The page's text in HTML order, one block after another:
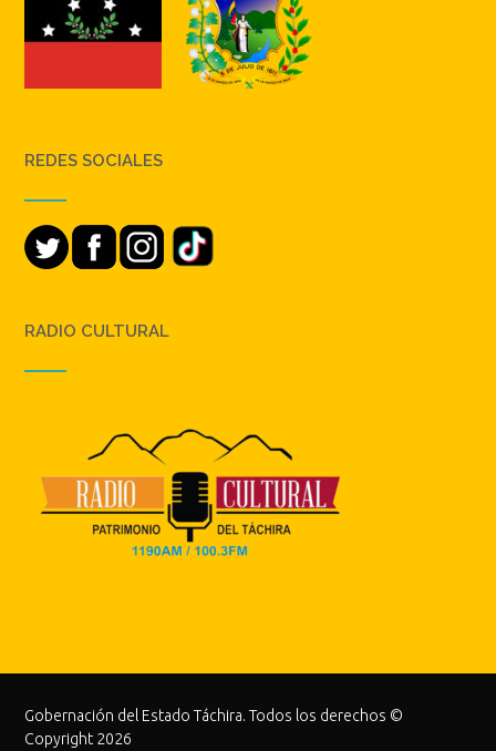
REDES SOCIALES
RADIO CULTURAL
Gobernación del Estado Táchira. Todos los derechos ©
Copyright 2026